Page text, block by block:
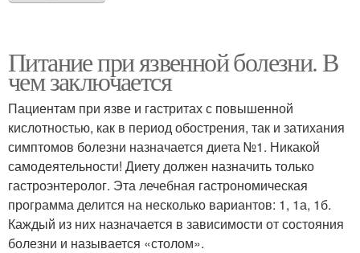
Питание при язвенной болезни. В
чем заключается
Пациентам при язве и гастритах с повышенной
кислотностью, как в период обострения, так и затихания
симптомов болезни назначается диета №1. Никакой
самодеятельности! Диету должен назначить только
гастроэнтеролог. Эта лечебная гастрономическая
программа делится на несколько вариантов: 1, 1а, 1б.
Каждый из них назначается в зависимости от состояния
болезни и называется «столом».